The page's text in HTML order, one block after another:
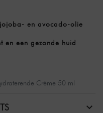
en avocado-olie
en een gezonde huid
Crème 50 ml